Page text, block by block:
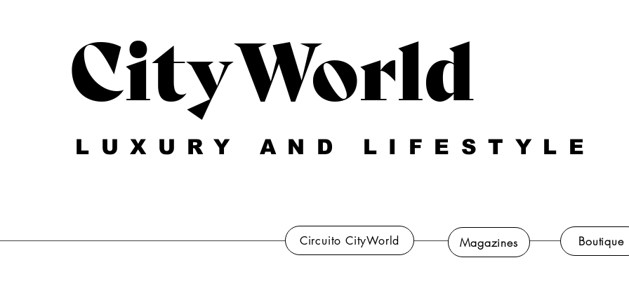
CityWorld
LUXURY AND LIFESTYLE
Magazines Boutique
Circuito CityWorld